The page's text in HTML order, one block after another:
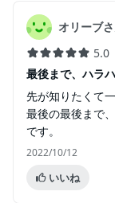
オリーブ
5.0
最後まで、ハラ
先が知りたくて
最後の最後まで
です。
2022/10/12
いいね